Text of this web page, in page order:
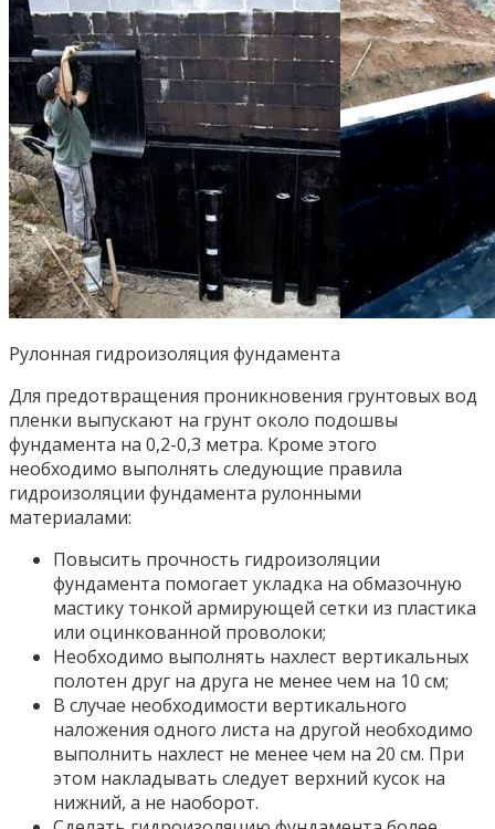
Рулонная гидроизоляция фундамента
Для предотвращения проникновения грунтовых вод
пленки выпускают на грунт около подошвы
фундамента на 0,2-0,3 метра. Кроме этого
необходимо выполнять следующие правила
гидроизоляции фундамента рулонными
материалами:
Повысить прочность гидроизоляции
фундамента помогает укладка на обмазочную
мастику тонкой армирующей сетки из пластика
или оцинкованной проволоки;
Необходимо выполнять нахлест вертикальных
полотен друг на друга не менее чем на 10 см;
В случае необходимости вертикального
наложения одного листа на другой необходимо
выполнить нахлест не менее чем на 20 см. При
этом накладывать следует верхний кусок на
нижний, а не наоборот.